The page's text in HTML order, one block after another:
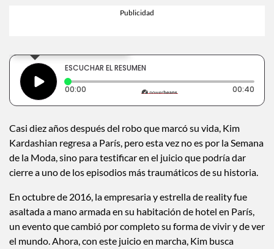
ESCUCHAR EL RESUMEN
00:00 Tiempo transcurrido: 0 segundos 00:40
Casi diez años después del robo que marcó su vida, Kim
Kardashian regresa a París, pero esta vez no es por la Semana
de la Moda, sino para testificar en el juicio que podría dar
cierre a uno de los episodios más traumáticos de su historia.
En octubre de 2016, la empresaria y estrella de reality fue
asaltada a mano armada en su habitación de hotel en París,
un evento que cambió por completo su forma de vivir y de ver
el mundo. Ahora, con este juicio en marcha, Kim busca